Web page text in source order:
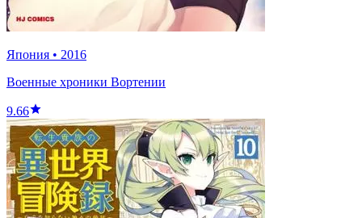
Япония • 2016
Военные хроники Вортении
9.66